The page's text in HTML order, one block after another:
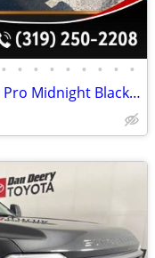
• • • • • • • • •
Certified 2021 Toyota Tacoma TRD Pro Midnight Black Metallic